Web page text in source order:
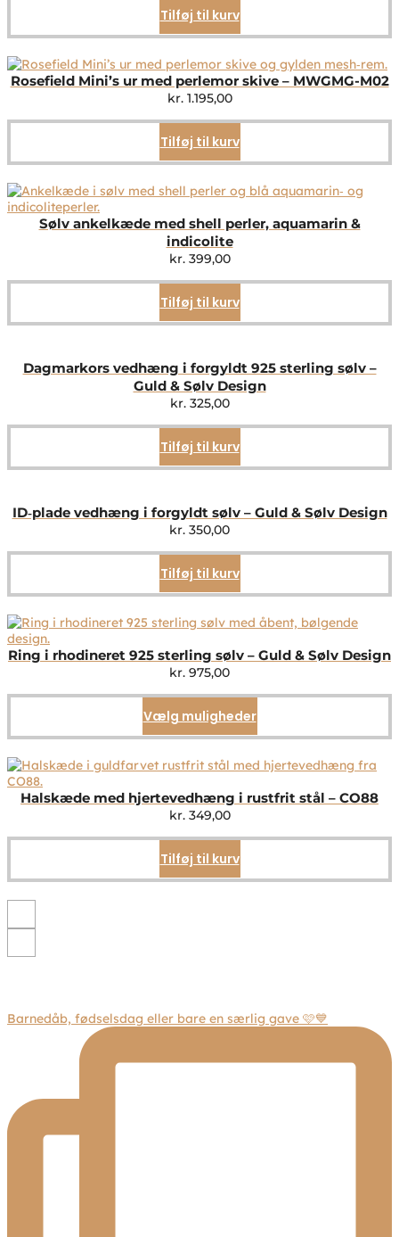
Tilføj til kurv
Rosefield Mini’s ur med perlemor skive – MWGMG-M02
kr.1.195,00
Tilføj til kurv
Sølv ankelkæde med shell perler, aquamarin &
indicolite
kr.399,00
Tilføj til kurv
Dagmarkors vedhæng i forgyldt 925 sterling sølv –
Guld & Sølv Design
kr.325,00
Tilføj til kurv
ID‑plade vedhæng i forgyldt sølv – Guld & Sølv Design
kr. 350,00
Tilføj til kurv
Ring i rhodineret 925 sterling sølv – Guld & Sølv Design
kr. 975,00
Vælg mulighederDette
vare
flere
Mulighederne
på
Halskæde med hjertevedhæng i rustfrit stål – CO88
kr.349,00
Tilføj til kurv
Barnedåb, fødselsdag eller bare en særlig gave 🩷💙